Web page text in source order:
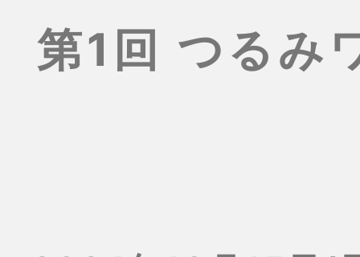
第1回 つるみ